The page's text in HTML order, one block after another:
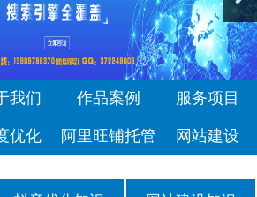
服务项目
网站优化
我们 作品案例 服务项目
优化 阿里旺铺托管 网站建设